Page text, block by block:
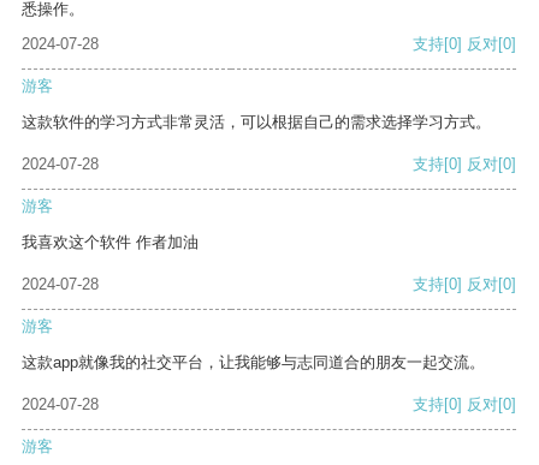
悉操作。
2024-07-28
支持[0] 反对[0]
游客
这款软件的学习方式非常灵活，可以根据自己的需求选择学习方式。
2024-07-28 支持[0] 反对[0]
游客
我喜欢这个软件 作者加油
2024-07-28 支持[0] 反对[0]
游客
这款app就像我的社交平台，让我能够与志同道合的朋友一起交流。
2024-07-28 支持[0] 反对[0]
游客